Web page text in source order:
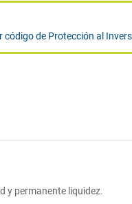
código de Protección al
y permanente liquidez.